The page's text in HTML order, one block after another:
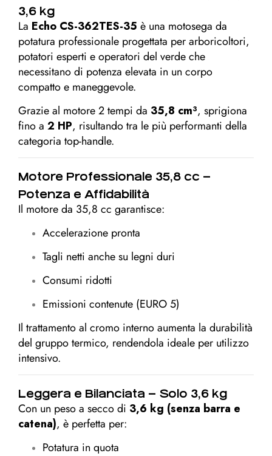
3,6 kg
La Echo CS-362TES-35 è una motosega da
potatura professionale progettata per arboricoltori,
potatori esperti e operatori del verde che
necessitano di potenza elevata in un corpo
compatto e maneggevole.
Grazie al motore 2 tempi da 35,8 cm³, sprigiona
fino a 2 HP, risultando tra le più performanti della
categoria top-handle.
Motore Professionale 35,8 cc –
Potenza e Affidabilità
Il motore da 35,8 cc garantisce:
Accelerazione pronta
Tagli netti anche su legni duri
Consumi ridotti
Emissioni contenute (EURO 5)
Il trattamento al cromo interno aumenta la durabilità
del gruppo termico, rendendola ideale per utilizzo
intensivo.
Leggera e Bilanciata – Solo 3,6 kg
Con un peso a secco di 3,6 kg (senza barra e
catena), è perfetta per:
Potatura in quota